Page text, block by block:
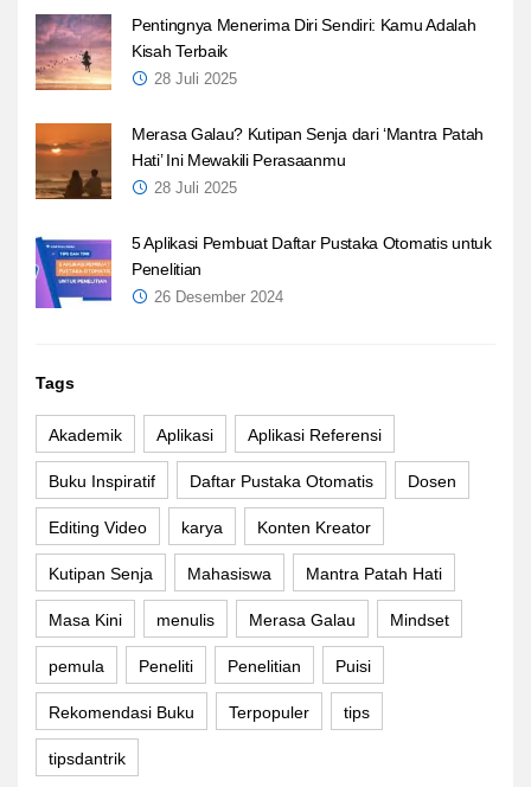
Pentingnya Menerima Diri Sendiri: Kamu Adalah
Kisah Terbaik
28 Juli 2025
Merasa Galau? Kutipan Senja dari ‘Mantra Patah
Hati’ Ini Mewakili Perasaanmu
28 Juli 2025
5 Aplikasi Pembuat Daftar Pustaka Otomatis untuk
Penelitian
26 Desember 2024
Tags
Akademik Aplikasi Aplikasi Referensi
Buku Inspiratif Daftar Pustaka Otomatis Dosen
Editing Video karya Konten Kreator
Kutipan Senja Mahasiswa Mantra Patah Hati
Masa Kini menulis Merasa Galau Mindset
pemula Peneliti Penelitian Puisi
Rekomendasi Buku Terpopuler tips
tipsdantrik